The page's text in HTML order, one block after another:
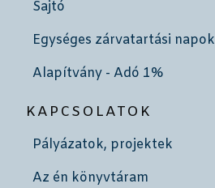
Sajtó
Egységes zárvatartási napok
Alapítvány - Adó 1%
KAPCSOLATOK
Pályázatok, projektek
Az én könyvtáram